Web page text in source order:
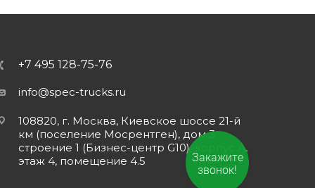
+7 495 128-75-76
info@spec-trucks.ru
108820, г. Москва, Киевское шоссе 21-й
км (поселение Мосрентген), дом 3
строение 1 (Бизнес-центр G10), корпус А,
этаж 4, помещение 4.5
Закажите
звонок!